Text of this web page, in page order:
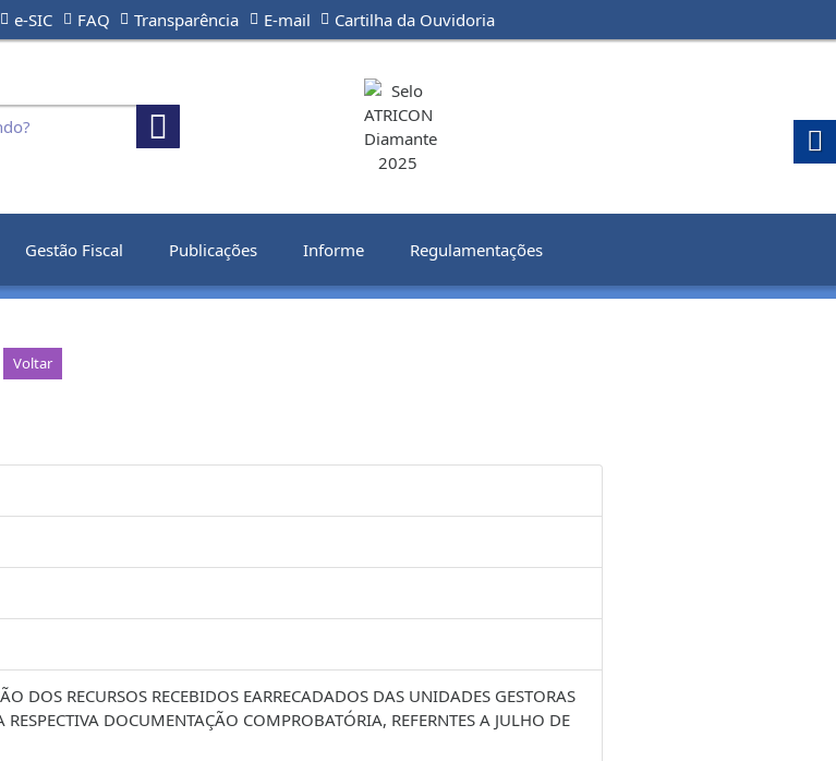
e-SIC FAQ Transparência E-mail Cartilha da Ouvidoria
Gestão Fiscal Publicações Informe Regulamentações
Voltar
RECURSOS RECEBIDOS EARRECADADOS DAS UNIDADES GESTORAS
DOCUMENTAÇÃO COMPROBATÓRIA, REFERNTES A JULHO DE